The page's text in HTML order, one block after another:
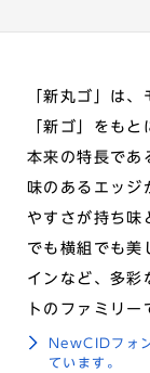
「新丸ゴ」は
「新ゴ」をも
本来の特長であ
味のあるエッジ
やすさが持ち味
でも横組でも美
インなど、多彩
トのファミリー
NewCIDフォ
ています。